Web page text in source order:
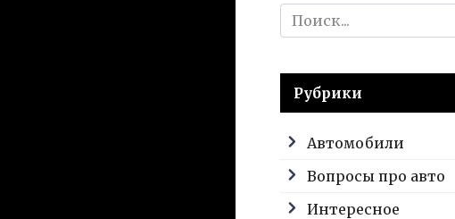
Search
for:
Рубрики
Автомобили
Вопросы про авто
Интересное